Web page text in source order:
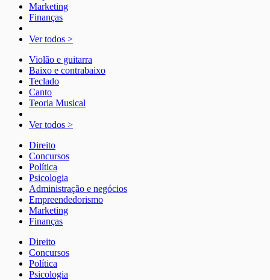
Marketing
Finanças
Ver todos >
Violão e guitarra
Baixo e contrabaixo
Teclado
Canto
Teoria Musical
Ver todos >
Direito
Concursos
Política
Psicologia
Administração e negócios
Empreendedorismo
Marketing
Finanças
Direito
Concursos
Política
Psicologia